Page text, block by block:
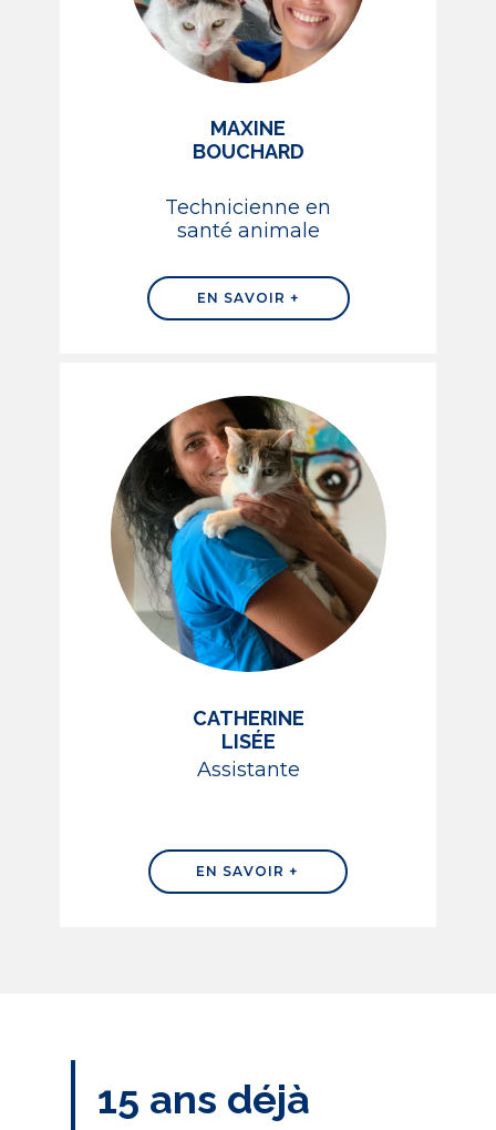
MAXINE
BOUCHARD
Technicienne en
santé animale
EN SAVOIR +
CATHERINE
LISÉE
Assistante
EN SAVOIR +
15 ans déjà